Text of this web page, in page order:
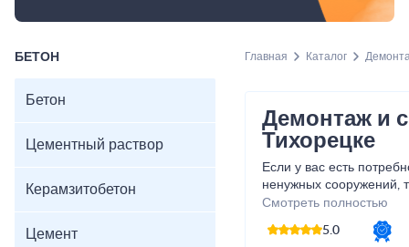
БЕТОН
Бетон
Цементный раствор
Керамзитобетон
Цемент
Главная Каталог
Демонтаж и
Тихорецке
Если у вас есть
ненужных сооружений,
предлагаем
сносу зданий любой
современного
Смотреть полностью
5.0